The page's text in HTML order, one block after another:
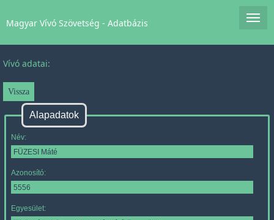
Magyar Vívó Szövetség - Adatbázis
Vívó adatai:
Alapadatok
Név:
Azonosító:
Egyesület: